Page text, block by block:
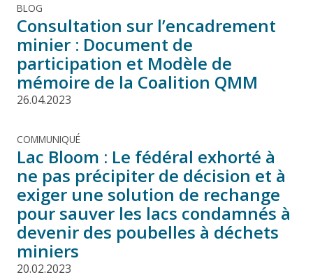
BLOG
Consultation sur l’encadrement
minier : Document de
participation et Modèle de
mémoire de la Coalition QMM
26.04.2023
COMMUNIQUÉ
Lac Bloom : Le fédéral exhorté à
ne pas précipiter de décision et à
exiger une solution de rechange
pour sauver les lacs condamnés à
devenir des poubelles à déchets
miniers
20.02.2023